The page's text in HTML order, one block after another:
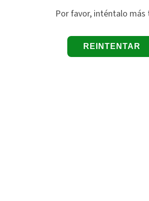
Por favor, inténtalo más
REINTENTAR